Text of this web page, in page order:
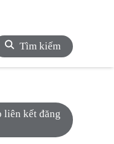
Tìm kiếm
liên kết đăng